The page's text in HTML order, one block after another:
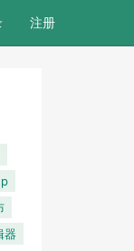
注册
器